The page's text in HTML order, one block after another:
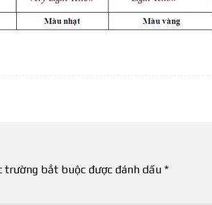
trường bắt buộc được đánh dấu *